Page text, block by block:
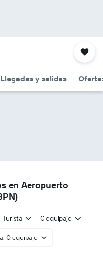
Llegadas y salidas
en Aeropuerto
Turista 0 equipaje
0 equipaje